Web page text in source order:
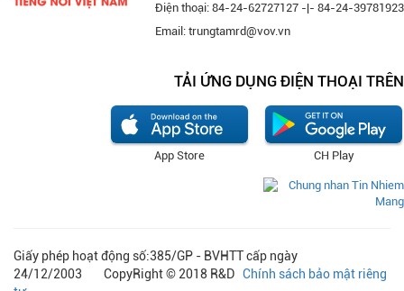
Điện thoại: 84-24-62727127 -|- 84-24-39781923
Email: trungtamrd@vov.vn
TẢI ỨNG DỤNG ĐIỆN THOẠI TRÊN
CH Play
App Store
Giấy phép hoạt động số:385/GP - BVHTT cấp ngày
24/12/2003 CopyRight © 2018 R&D Chính sách bảo mật riêng